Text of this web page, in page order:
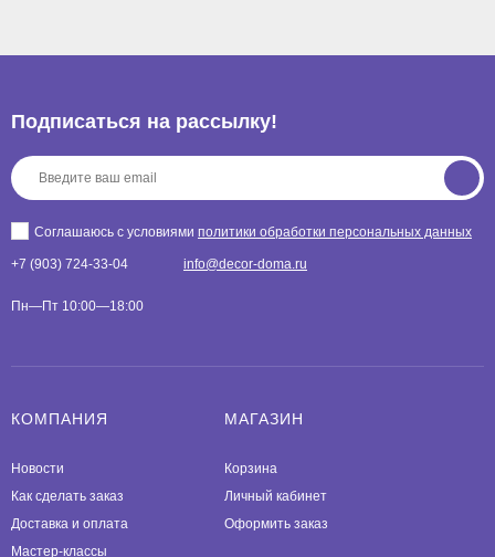
Подписаться на рассылкy!
Соглашаюсь с условиями политики обработки персональных данных
+7 (903) 724-33-04 info@decor-doma.ru
Пн—Пт 10:00—18:00
КОМПАНИЯ
Новости
Как сделать заказ
Доставка и оплата
Мастер-классы
МАГАЗИН
Корзина
Личный кабинет
Оформить заказ